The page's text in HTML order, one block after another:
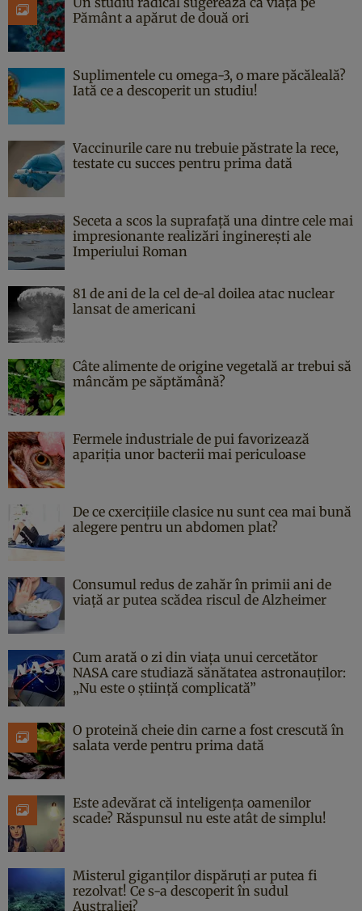
Pământ a apărut de două ori
Suplimentele cu omega-3, o mare păcăleală?
Iată ce a descoperit un studiu!
Vaccinurile care nu trebuie păstrate la rece,
testate cu succes pentru prima dată
Seceta a scos la suprafață una dintre cele mai
impresionante realizări inginerești ale
Imperiului Roman
81 de ani de la cel de-al doilea atac nuclear
lansat de americani
Câte alimente de origine vegetală ar trebui să
mâncăm pe săptămână?
Fermele industriale de pui favorizează
apariția unor bacterii mai periculoase
De ce cxercițiile clasice nu sunt cea mai bună
alegere pentru un abdomen plat?
Consumul redus de zahăr în primii ani de
viață ar putea scădea riscul de Alzheimer
Cum arată o zi din viața unui cercetător
NASA care studiază sănătatea astronauților:
„Nu este o știință complicată”
O proteină cheie din carne a fost crescută în
salata verde pentru prima dată
Este adevărat că inteligența oamenilor
scade? Răspunsul nu este atât de simplu!
Misterul giganților dispăruți ar putea fi
rezolvat! Ce s-a descoperit în sudul
Australiei?